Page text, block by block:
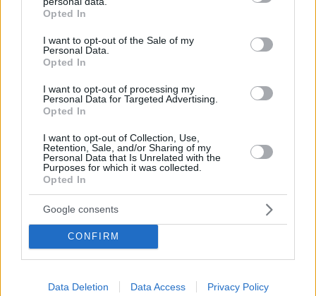
grant or deny consent to Google and its third-party tags to
use your data for below specified purposes in below Google
consent section.
Opted In
I want to opt-out of the Sale of my
Personal Data.
Opted In
I want to opt-out of processing my
Personal Data for Targeted Advertising.
Opted In
I want to opt-out of Collection, Use,
Retention, Sale, and/or Sharing of my
Personal Data that Is Unrelated with the
Purposes for which it was collected.
Opted In
Google consents
CONFIRM
Data Deletion Data Access Privacy Policy
ελεύθερο
Χωροταξικό για τον τουρισμό: Οι νέοι
κανόνες για επενδύσεις, Airbnb και
εκτός σχεδίου δόμηση
08.08.2026, 08:10 1
Βάλθηκε να τρελάνει κόσμο ο Καντέρ:
Ο Τούρκος πρώην σέντερ του NBA
δηλώνει ότι πληροί τα κριτήρια...
συμπερίληψης και δηλώνει υποψήφιος
να παίξει στο WNBA